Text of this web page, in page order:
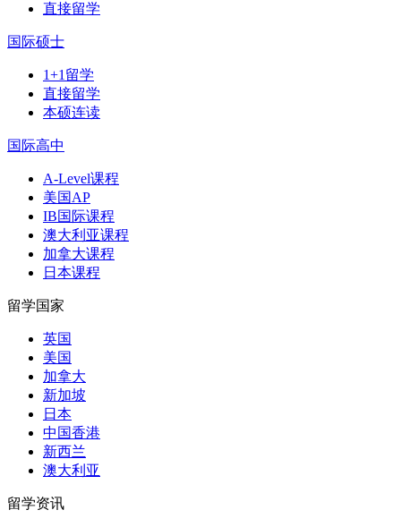
直接留学
国际硕士
1+1留学
直接留学
本硕连读
国际高中
A-Level课程
美国AP
IB国际课程
澳大利亚课程
加拿大课程
日本课程
留学国家
英国
美国
加拿大
新加坡
日本
中国香港
新西兰
澳大利亚
留学资讯